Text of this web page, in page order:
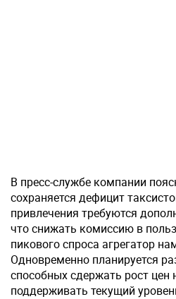
В пресс-службе компании
сохраняется дефицит
привлечения требуются
что снижать комиссию в
пикового спроса агрегатор
Одновременно планируется
способных сдержать рост цен
поддерживать текущий